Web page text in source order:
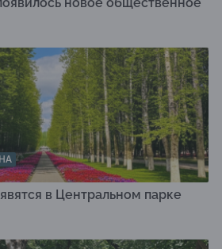
в Центральном парке